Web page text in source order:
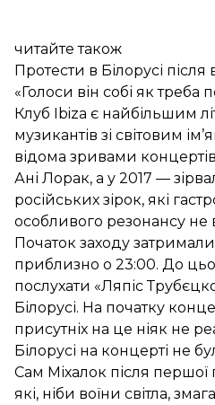
читайте також
Протести в Білорусі
«Голоси він собі як треба
Клуб Ibiza є найбільшим
музикантів зі світовим
відома зривами
Ані Лорак, а у 2017 —
російських зірок, які
особливого резонансу не
Початок заходу
приблизно о 23:00. До
послухати «Ляпіс
Білорусі. На початку
присутніх на це ніяк не
Білорусі на концерті не
Сам Міхалок після першої
які, ніби воїни світла,